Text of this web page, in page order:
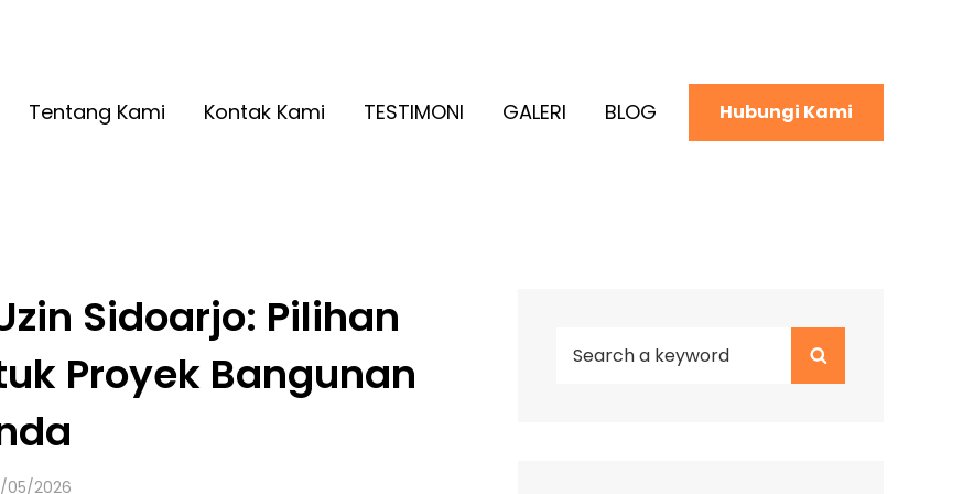
Tentang Kami Kontak Kami TESTIMONI GALERI BLOG Hubungi Kami
Sidoarjo: Pilihan
Proyek Bangunan
05/2026
Search